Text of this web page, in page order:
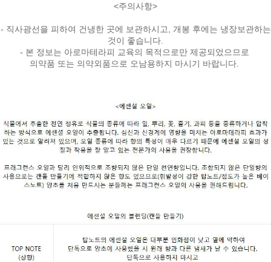
<주의사항>
- 직사광선을 피하여 건냉한 곳에 보관하시고, 개봉 후에는 냉장보관하는
것이 좋습니다.
- 본 정보는 아로마테라피 교육의 목적으로만 제공되었으므로
의약품 또는 의약외품으로 오남용하지 마시기 바랍니다.